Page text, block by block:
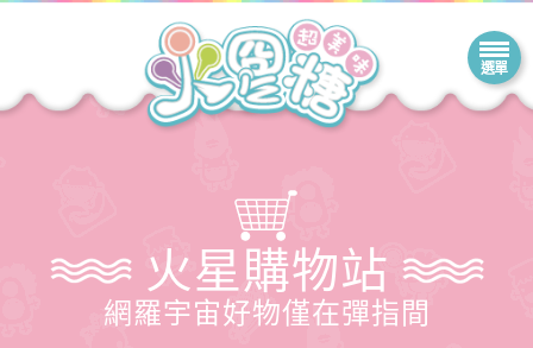
火星購物站
網羅宇宙好物僅在彈指間